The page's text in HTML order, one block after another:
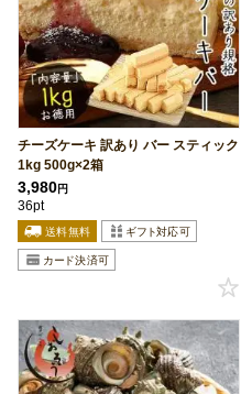
チーズケーキ 訳あり バー スティック
1kg 500g×2箱
3,980円
36pt